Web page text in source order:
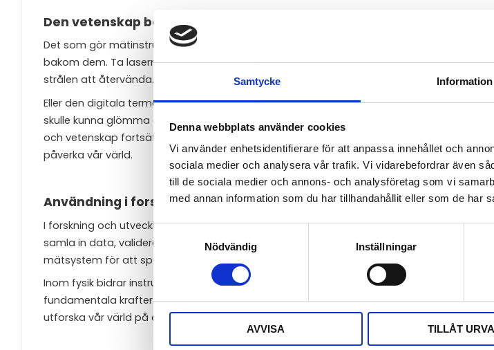
Samtycke Information
Denna webbplats använder cookies
Vi använder enhetsidentifierare för att anpassa innehållet och
sociala medier och analysera vår trafik. Vi vidarebefordrar även
till de sociala medier och annons- och analysföretag som vi
med annan information som du har tillhandahållit eller som de har
Samtyckesval
Nödvändig
Inställningar
AVVISA TILLÅT
Den vetenskap bakom mätningen
Det som gör mätinstrument så fascinerande är inte bara deras förmåga att mäta, utan
bakom dem. Ta lasermätaren som exempel: den skickar ut en laserstråle och beräknar
strålen att återvända.
Eller den digitala termometern, som använder komponenter vars elektriska motstånd
skulle kunna glömma den traditionella balansen som jämför ett objekts vikt med
och vetenskap fortsätter att utvecklas, förblir mätinstrument centrala verktyg som
påverka vår värld.
Användning i forskning och utveckling
I forskning och utveckling (FoU) utgör mätinstrument kärnan i experimentella framsteg
samla in data, validera teorier och driva innovation. Inom biomedicinsk forskning, som
mätsystem för att spåra och analysera cellulära reaktioner, vilket leder till bättre
Inom fysik bidrar instrument som partikelacceleratorer och superkondensatorer till vår
fundamentala krafter. Genom att ständigt förbättra precision och noggrannhet i dessa
utforska vår värld på ett sätt som tidigare var otänkbart.